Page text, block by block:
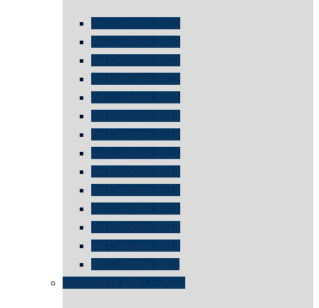
Art Cologne 2025
Art Cologne 2024
Art Cologne 2023
Art Cologne 2022
Art Cologne 2021
Art Cologne 2019
Art Cologne 2018
Art Cologne 2017
Art Cologne 2016
Art Cologne 2015
Art Cologne 2014
Art Cologne 2013
Art Cologne 2012
Art Cologne 2011
documenta 1987 – 2022